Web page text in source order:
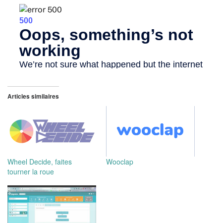
Articles similaires
Wheel Decide, faites
tourner la roue
Wooclap